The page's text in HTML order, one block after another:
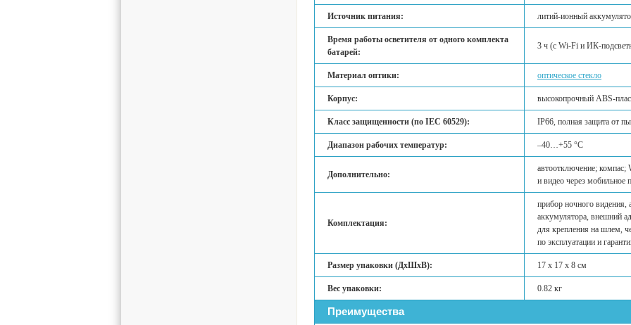
Источник питания: литий-ионный
Время работы осветителя от одного комплекта
батарей:
3 ч (с Wi-Fi и ИК-
Материал оптики: оптическое стекло
Корпус: высокопрочный ABS-
Класс защищенности (по IEC 60529): IP66, полная защита от
Диапазон рабочих температур: –40…+55 °С
Дополнительно:
автоотключение;
и видео через
Комплектация:
прибор ночного видения,
аккумулятора, внешний
для крепления на шлем,
по эксплуатации и
Размер упаковки (ДхШхВ): 17 х 17 х 8 см
Вес упаковки: 0.82 кг
Преимущества